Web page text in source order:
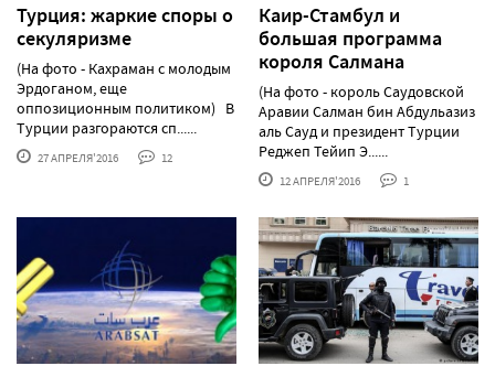
Турция: жаркие споры о
секуляризме
(На фото - Кахраман с молодым
Эрдоганом, еще
оппозиционным политиком) В
Турции разгораются сп......
27 АПРЕЛЯ'2016 12
Каир-Стамбул и
большая программа
короля Салмана
(На фото - король Саудовской
Аравии Салман бин Абдульазиз
аль Сауд и президент Турции
Реджеп Тейип Э......
12 АПРЕЛЯ'2016 1